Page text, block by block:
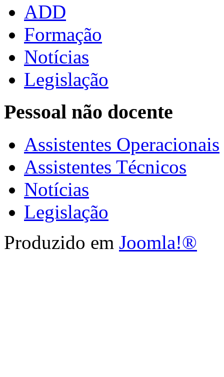
ADD
Formação
Notícias
Legislação
Pessoal não docente
Assistentes Operacionais
Assistentes Técnicos
Notícias
Legislação
Produzido em Joomla!®